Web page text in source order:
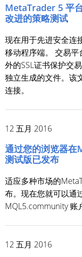
MetaTrader 5 平
改进的策略测试
现在用于先进安全连
移动程序端。 交易
外的SSL证书保护交
独立生成的文件。该
连接。
12 五月 2016
通过您的浏览器
测试版已发布
适应多种市场的
布。现在您就可以通
MQL5.community 账
12 五月 2016